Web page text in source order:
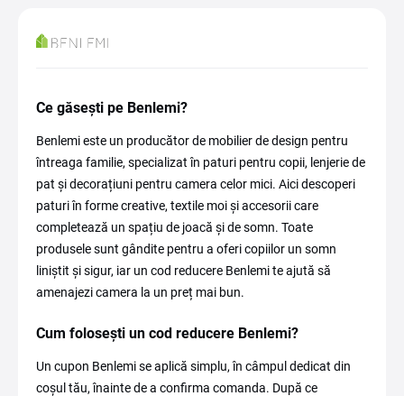
Ce găsești pe Benlemi?
Benlemi este un producător de mobilier de design pentru
întreaga familie, specializat în paturi pentru copii, lenjerie de
pat și decorațiuni pentru camera celor mici. Aici descoperi
paturi în forme creative, textile moi și accesorii care
completează un spațiu de joacă și de somn. Toate
produsele sunt gândite pentru a oferi copiilor un somn
liniștit și sigur, iar un cod reducere Benlemi te ajută să
amenajezi camera la un preț mai bun.
Cum folosești un cod reducere Benlemi?
Un cupon Benlemi se aplică simplu, în câmpul dedicat din
coșul tău, înainte de a confirma comanda. După ce